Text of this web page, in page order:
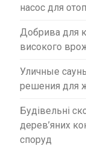
насос для
Добрива для
високого
Уличные
решения для
Будівельні
дерев’яних
споруд